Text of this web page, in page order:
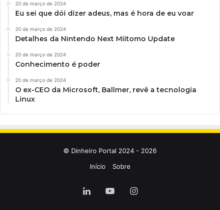
20 de março de 2024
Eu sei que dói dizer adeus, mas é hora de eu voar
20 de março de 2024
Detalhes da Nintendo Next Miitomo Update
20 de março de 2024
Conhecimento é poder
20 de março de 2024
O ex-CEO da Microsoft, Ballmer, revê a tecnologia
Linux
© Dinheiro Portal 2024 - 2026
Início
Sobre
LinkedinYouTubeInstagram